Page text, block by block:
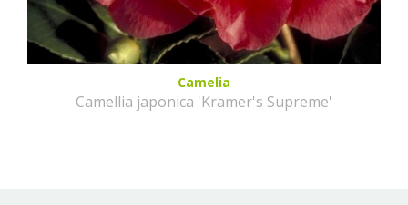
Camelia
Camellia japonica 'Kramer's Supreme'